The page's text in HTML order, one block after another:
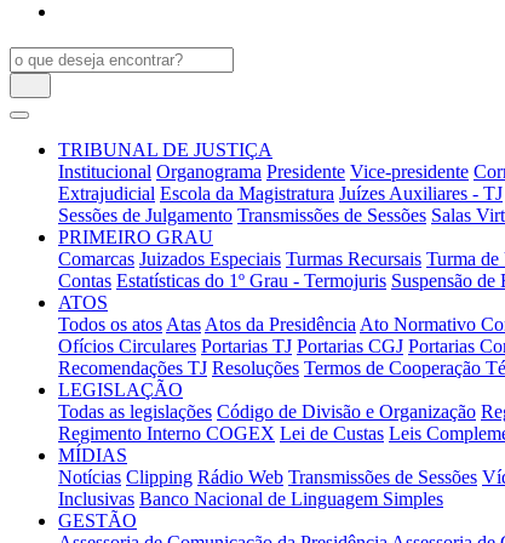
TRIBUNAL DE JUSTIÇA
Institucional Organograma Presidente Vice-presidente
Extrajudicial Escola da Magistratura Juízes Auxiliares - TJ
Sessões de Julgamento Transmissões de Sessões Salas
PRIMEIRO GRAU
Comarcas Juizados Especiais Turmas Recursais Turma de
Contas Estatísticas do 1º Grau - Termojuris Suspensão de
ATOS
Todos os atos Atas Atos da Presidência Ato Normativo
Ofícios Circulares Portarias TJ Portarias CGJ Portarias
Recomendações TJ Resoluções Termos de Cooperação
LEGISLAÇÃO
Todas as legislações Código de Divisão e Organização
Regimento Interno COGEX Lei de Custas Leis
MÍDIAS
Notícias Clipping Rádio Web Transmissões de Sessões
Inclusivas Banco Nacional de Linguagem Simples
GESTÃO